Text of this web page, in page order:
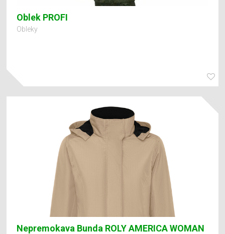
Oblek PROFI
Obleky
Nepremokava Bunda ROLY AMERICA WOMAN